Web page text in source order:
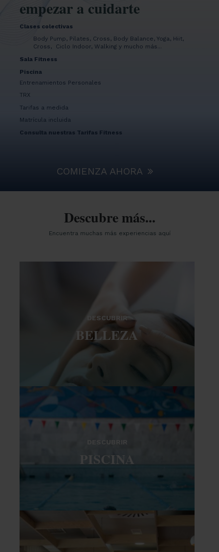
empezar a cuidarte
Clases colectivas
Body Pump, Pilates, Cross, Body Balance, Yoga, Hiit,
Cross, Ciclo Indoor, Walking y mucho más...
Sala Fitness
Piscina
Entrenamientos Personales
TRX
Tarifas a medida
Matrícula incluida
Consulta nuestras Tarifas Fitness
COMIENZA AHORA
Descubre más...
Encuentra muchas más experiencias aquí
DESCUBRIR
BELLEZA
DESCUBRIR
PISCINA